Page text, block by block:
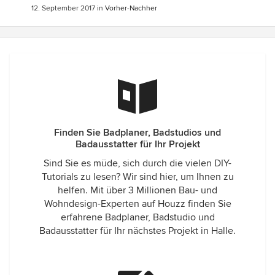
12. September 2017 in Vorher-Nachher
Finden Sie Badplaner, Badstudios und
Badausstatter für Ihr Projekt
Sind Sie es müde, sich durch die vielen DIY-
Tutorials zu lesen? Wir sind hier, um Ihnen zu
helfen. Mit über 3 Millionen Bau- und
Wohndesign-Experten auf Houzz finden Sie
erfahrene Badplaner, Badstudio und
Badausstatter für Ihr nächstes Projekt in Halle.